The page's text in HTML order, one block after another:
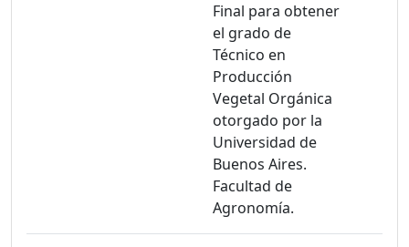
Final para obtener
el grado de
Técnico en
Producción
Vegetal Orgánica
otorgado por la
Universidad de
Buenos Aires.
Facultad de
Agronomía.